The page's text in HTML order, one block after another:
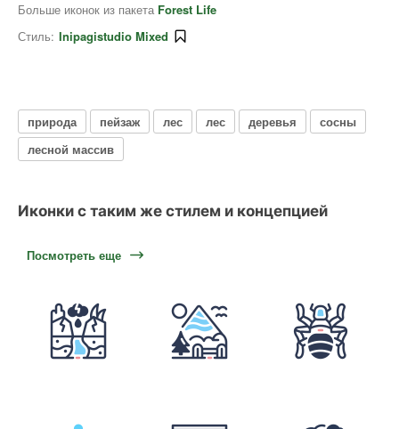
Больше иконок из пакета Forest Life
Стиль: Inipagistudio Mixed
природа пейзаж лес лес деревья
сосны
лесной массив
Иконки с таким же стилем и концепцией
Посмотреть еще